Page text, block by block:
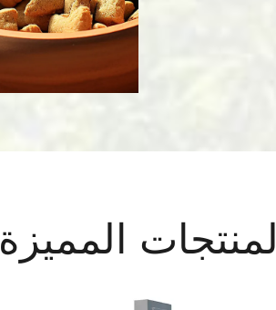
المنتجات المميزة